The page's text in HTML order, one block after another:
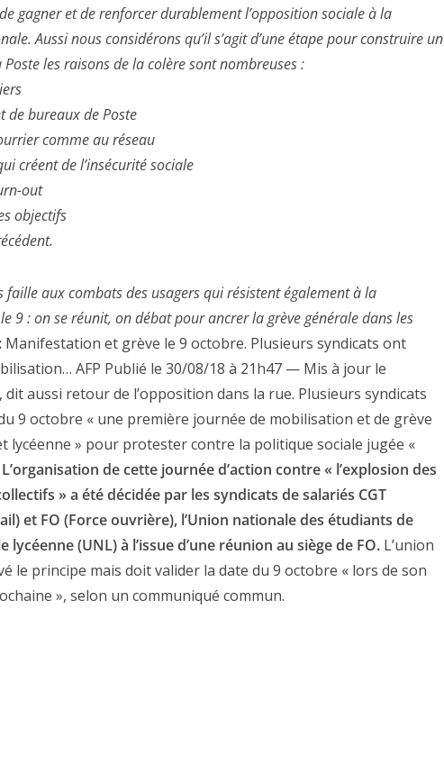
gagner et de renforcer durablement l’opposition sociale à la
Aussi nous considérons qu’il s’agit d’une étape pour construire un
les raisons de la colère sont nombreuses :
de bureaux de Poste
comme au réseau
créent de l’insécurité sociale
out
objectifs
aux combats des usagers qui résistent également à la
9 : on se réunit, on débat pour ancrer la grève générale dans les
Manifestation et grève le 9 octobre. Plusieurs syndicats ont
AFP Publié le 30/08/18 à 21h47 — Mis à jour le
aussi retour de l’opposition dans la rue. Plusieurs syndicats
9 octobre « une première journée de mobilisation et de grève
» pour protester contre la politique sociale jugée «
L’organisation de cette journée d’action contre « l’explosion des
» a été décidée par les syndicats de salariés CGT
et FO (Force ouvrière), l’Union nationale des étudiants de
lycéenne (UNL) à l’issue d’une réunion au siège de FO. L’union
le principe mais doit valider la date du 9 octobre « lors de son
», selon un communiqué commun.